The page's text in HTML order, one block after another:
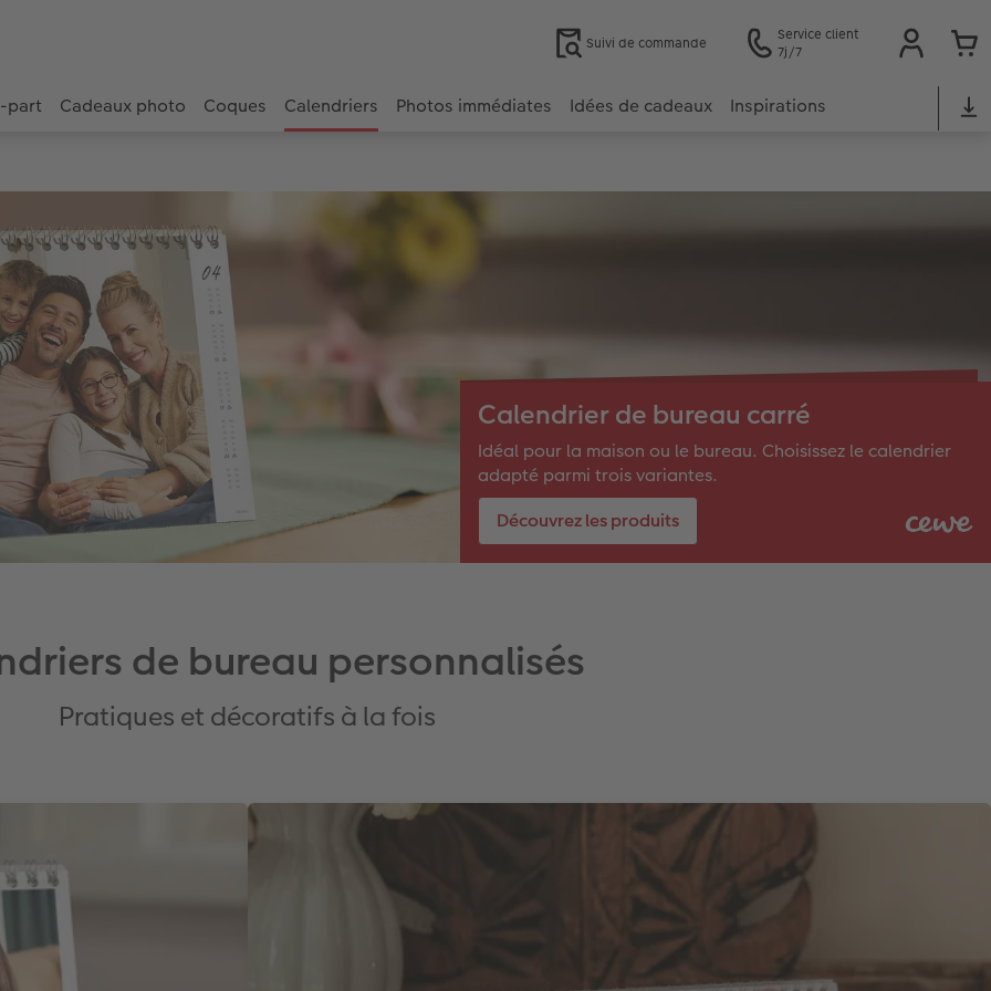
Suivi de commande
Service client
7j/7
part Cadeaux photo Coques Calendriers Photos immédiates Idées de cadeaux Inspirations
Calendrier de bureau carré
Idéal pour la maison ou le bureau. Choisissez le calendrier
adapté parmi trois variantes.
Découvrez les produits
de bureau personnalisés
Pratiques et décoratifs à la fois